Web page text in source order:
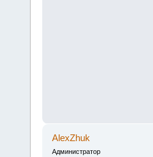
AlexZhuk
Администратор